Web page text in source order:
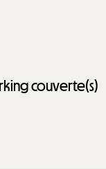
couverte(s)